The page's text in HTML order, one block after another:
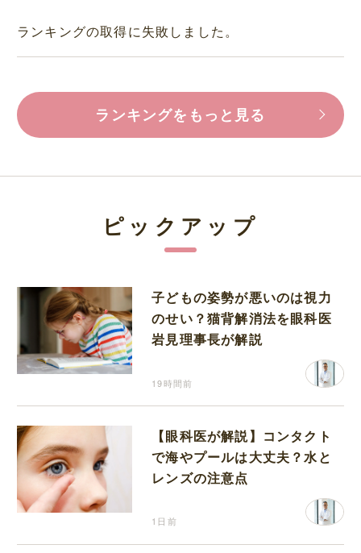
ランキングの取得に失敗しました。
ランキングをもっと見る
ピックアップ
子どもの姿勢が悪いのは視力
のせい？猫背解消法を眼科医
岩見理事長が解説
19時間前
【眼科医が解説】コンタクト
で海やプールは大丈夫？水と
レンズの注意点
1日前